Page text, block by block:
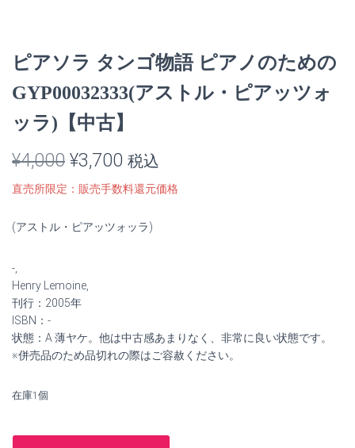
ピアソラ タンゴ物語 ピアノのための
GYP00032333(アストル・ピアッツォ
ッラ)【中古】
¥4,000 元
の
価
は
¥4,000
で
し
¥3,700 現
在
の
¥3,700
で
税込
直売所限定：販売手数料還元価格
(アストル・ピアッツォッラ)
-,
Henry Lemoine,
刊行：2005年
ISBN：-
状態：A 薄ヤケ。他は中古感あまりなく、非常に良い状態です。
※併売品のため品切れの際はご容赦ください。
在庫1個
ピ